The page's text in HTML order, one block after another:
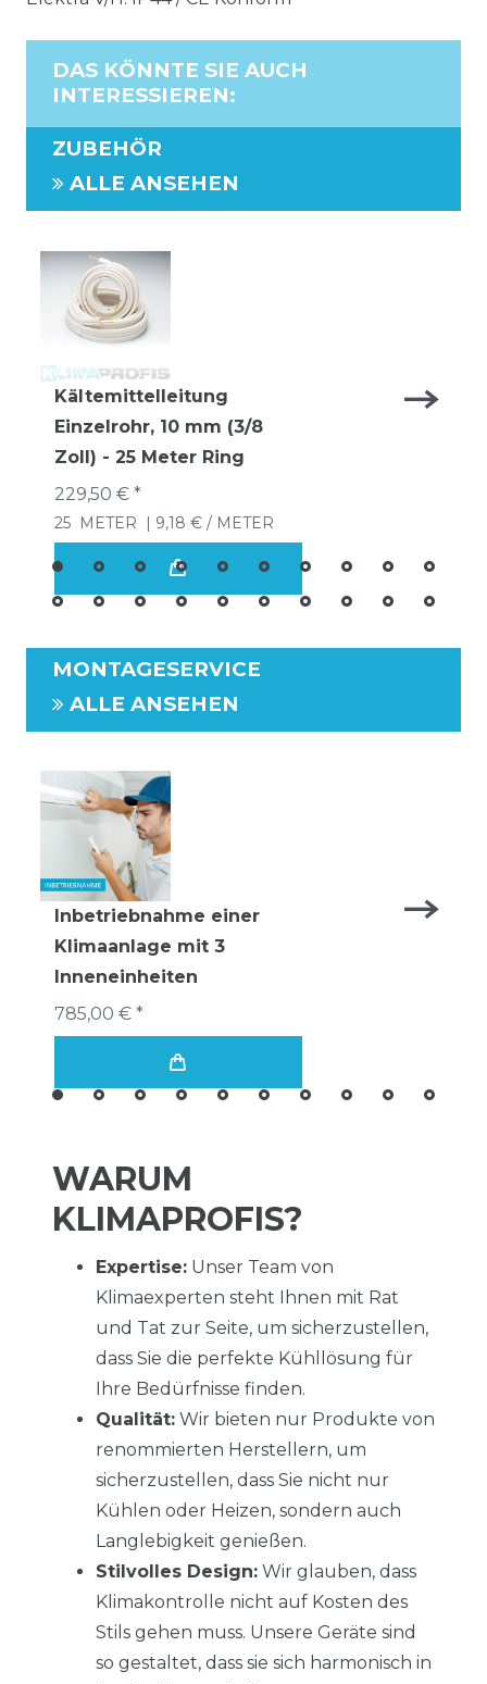
DAS KÖNNTE SIE AUCH
INTERESSIEREN:
ZUBEHÖR
ALLE ANSEHEN
Kältemittelleitung
Einzelrohr, 10 mm (3/8
Zoll) - 25 Meter Ring
229,50 € *
25 METER | 9,18 € / METER
MONTAGESERVICE
ALLE ANSEHEN
Inbetriebnahme einer
Klimaanlage mit 3
Inneneinheiten
785,00 € *
WARUM
KLIMAPROFIS?
Expertise: Unser Team von
Klimaexperten steht Ihnen mit Rat
und Tat zur Seite, um sicherzustellen,
dass Sie die perfekte Kühllösung für
Ihre Bedürfnisse finden.
Qualität: Wir bieten nur Produkte von
renommierten Herstellern, um
sicherzustellen, dass Sie nicht nur
Kühlen oder Heizen, sondern auch
Langlebigkeit genießen.
Stilvolles Design: Wir glauben, dass
Klimakontrolle nicht auf Kosten des
Stils gehen muss. Unsere Geräte sind
so gestaltet, dass sie sich harmonisch in